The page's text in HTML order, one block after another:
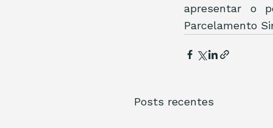
apresentar o
Parcelamento
Posts recentes